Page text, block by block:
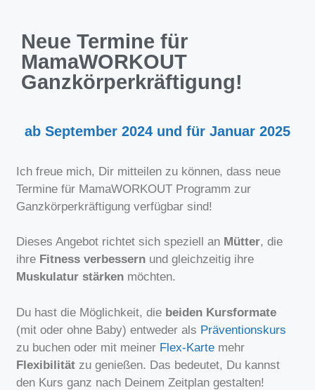
Neue Termine für
MamaWORKOUT
Ganzkörperkräftigung!
ab September 2024 und für Januar 2025
Ich freue mich, Dir mitteilen zu können, dass neue
Termine für MamaWORKOUT Programm zur
Ganzkörperkräftigung verfügbar sind!
Dieses Angebot richtet sich speziell an Mütter, die
ihre Fitness verbessern und gleichzeitig ihre
Muskulatur stärken möchten.
Du hast die Möglichkeit, die beiden Kursformate
(mit oder ohne Baby) entweder als Präventionskurs
zu buchen oder mit meiner Flex-Karte mehr
Flexibilität zu genießen. Das bedeutet, Du kannst
den Kurs ganz nach Deinem Zeitplan gestalten!